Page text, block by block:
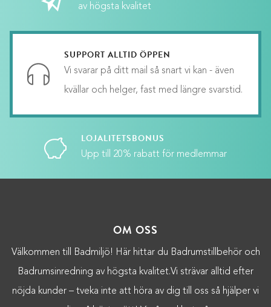
FILTRERA EFTER PRIS
av högsta kvalitet
SUPPORT ALLTID ÖPPEN
Vi svarar på ditt mail så snart vi kan - även
kvällar och helger, fast med längre svarstid.
LOJALITETSBONUS
Upp till 20% rabatt för medlemmar
OM OSS
Välkommen till Badmiljö! Här hittar du Badrumstillbehör och
Badrumsinredning av högsta kvalitet.Vi strävar alltid efter
nöjda kunder – tveka inte att höra av dig till oss så hjälper vi